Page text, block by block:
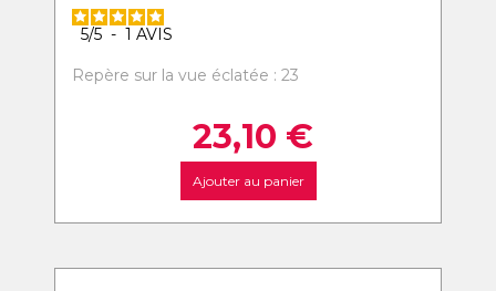
5/5 - 1 AVIS
Repère sur la vue éclatée : 23
23,10 €
Ajouter au panier